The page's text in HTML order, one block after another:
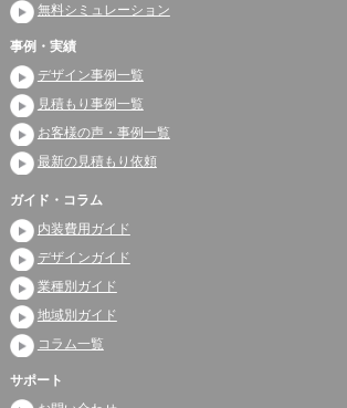
無料シミュレーション
事例・実績
デザイン事例一覧
見積もり事例一覧
お客様の声・事例一覧
最新の見積もり依頼
ガイド・コラム
内装費用ガイド
デザインガイド
業種別ガイド
地域別ガイド
コラム一覧
サポート